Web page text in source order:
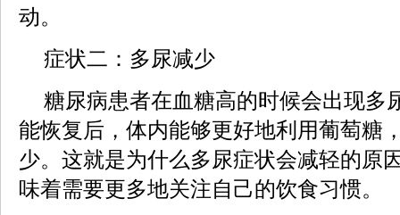
动。
症状二：多尿减少
糖尿病患者在血糖高的时候会出现多
能恢复后，体内能够更好地利用葡萄糖
少。这就是为什么多尿症状会减轻的原
味着需要更多地关注自己的饮食习惯。